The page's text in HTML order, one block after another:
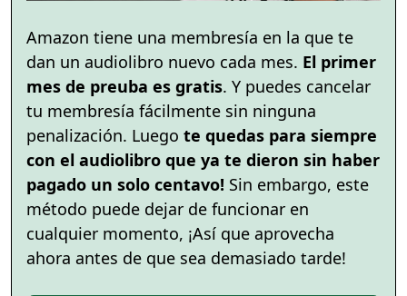
Amazon tiene una membresía en la que te
dan un audiolibro nuevo cada mes. El primer
mes de preuba es gratis. Y puedes cancelar
tu membresía fácilmente sin ninguna
penalización. Luego te quedas para siempre
con el audiolibro que ya te dieron sin haber
pagado un solo centavo! Sin embargo, este
método puede dejar de funcionar en
cualquier momento, ¡Así que aprovecha
ahora antes de que sea demasiado tarde!